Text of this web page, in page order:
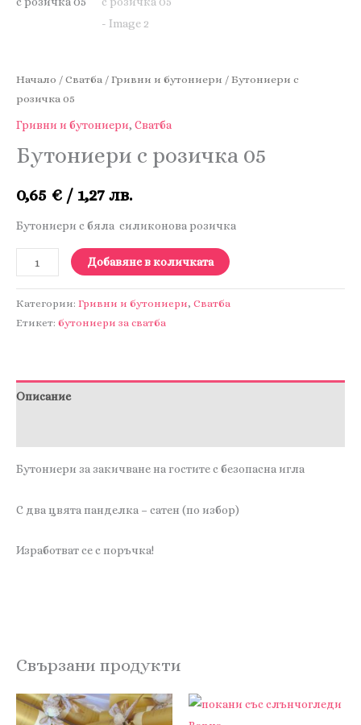
Начало / Сватба / Гривни и бутониери / Бутониери с
розичка 05
Гривни и бутониери, Сватба
Бутониери с розичка 05
0,65 € / 1,27 лв.
Бутониери с бяла силиконова розичка
количество
за
Бутониери
с
Добавяне в количката
Категории: Гривни и бутониери, Сватба
Етикет: бутониери за сватба
Описание
Бутониери за закичване на гостите с безопасна игла
С два цвята панделка – сатен (по избор)
Изработват се с поръчка!
Свързани продукти